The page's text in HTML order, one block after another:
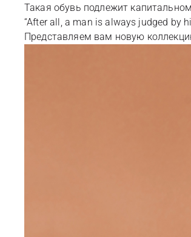
Такая обувь подлежит
“After all, a man is always judged by
Представляем вам новую